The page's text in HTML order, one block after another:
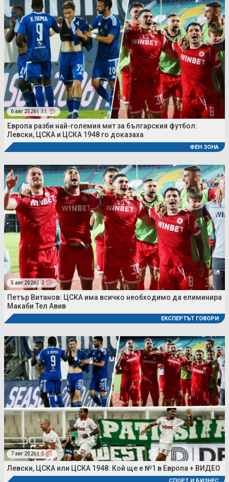
6 авг 2026 | 11
Европа разби най-големия мит за българския футбол:
Левски, ЦСКА и ЦСКА 1948 го доказаха
ФЕН ЗОНА
5 авг 2026 | 3
Петър Витанов: ЦСКА има всичко необходимо да елиминира
Макаби Тел Авив
ЕКСПЕРТЪТ ГОВОРИ
7 авг 2026 | 5
Левски, ЦСКА или ЦСКА 1948: Кой ще е №1 в Европа + ВИДЕО